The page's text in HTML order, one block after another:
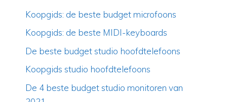
Koopgids: de beste budget microfoons
Koopgids: de beste MIDI-keyboards
De beste budget studio hoofdtelefoons
Koopgids studio hoofdtelefoons
De 4 beste budget studio monitoren van